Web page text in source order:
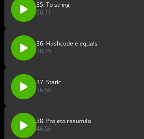
35. To string
06:11
36. Hashcode e equals
08:25
37. Static
16:56
38. Projeto resumão
46:56